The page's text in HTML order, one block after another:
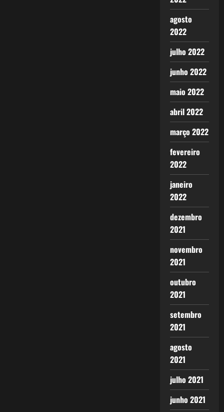
agosto
2022
julho 2022
junho 2022
maio 2022
abril 2022
março 2022
fevereiro
2022
janeiro
2022
dezembro
2021
novembro
2021
outubro
2021
setembro
2021
agosto
2021
julho 2021
junho 2021